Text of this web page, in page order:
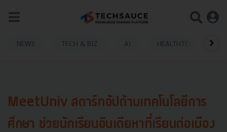
NEWS TECH & BIZ AI HEALTHTECH
MeetUniv สตาร์ทอัปด้านเทคโนโลยีการ
ศึกษา ช่วยนักเรียนอินเดียหาที่เรียนต่อเมือง